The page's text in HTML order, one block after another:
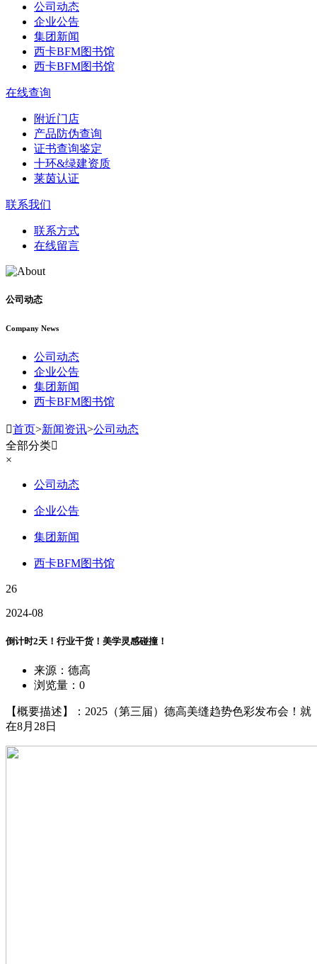
公司动态
企业公告
集团新闻
西卡BFM图书馆
西卡BFM图书馆
在线查询
附近门店
产品防伪查询
证书查询鉴定
十环&绿建资质
莱茵认证
联系我们
联系方式
在线留言
公司动态
Company News
公司动态
企业公告
集团新闻
西卡BFM图书馆
首页>新闻资讯>公司动态
全部分类
×
公司动态
企业公告
集团新闻
西卡BFM图书馆
26
2024-08
倒计时2天！行业干货！美学灵感碰撞！
来源：德高
浏览量： 0
【概要描述】：2025（第三届）德高美缝趋势色彩发布会！就
在8月28日